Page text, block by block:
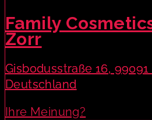
Family
Zorr
Gisbodusstraße 16, 99091
Deutschland
Ihre Meinung?